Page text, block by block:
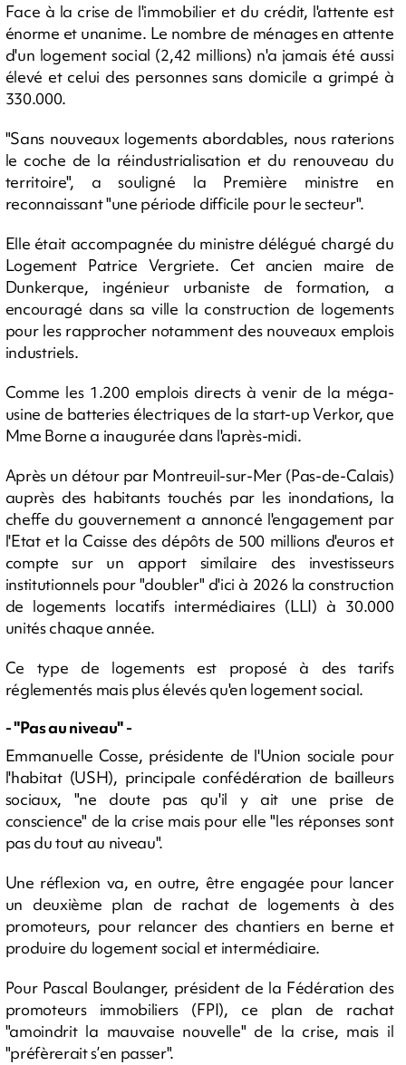
Face à la crise de l'immobilier et du crédit, l'attente est
énorme et unanime. Le nombre de ménages en attente
d'un logement social (2,42 millions) n'a jamais été aussi
élevé et celui des personnes sans domicile a grimpé à
330.000.
"Sans nouveaux logements abordables, nous raterions
le coche de la réindustrialisation et du renouveau du
territoire", a souligné la Première ministre en
reconnaissant "une période difficile pour le secteur".
Elle était accompagnée du ministre délégué chargé du
Logement Patrice Vergriete. Cet ancien maire de
Dunkerque, ingénieur urbaniste de formation, a
encouragé dans sa ville la construction de logements
pour les rapprocher notamment des nouveaux emplois
industriels.
Comme les 1.200 emplois directs à venir de la méga-
usine de batteries électriques de la start-up Verkor, que
Mme Borne a inaugurée dans l'après-midi.
Après un détour par Montreuil-sur-Mer (Pas-de-Calais)
auprès des habitants touchés par les inondations, la
cheffe du gouvernement a annoncé l'engagement par
l'Etat et la Caisse des dépôts de 500 millions d'euros et
compte sur un apport similaire des investisseurs
institutionnels pour "doubler" d'ici à 2026 la construction
de logements locatifs intermédiaires (LLI) à 30.000
unités chaque année.
Ce type de logements est proposé à des tarifs
réglementés mais plus élevés qu'en logement social.
- "Pas au niveau" -
Emmanuelle Cosse, présidente de l'Union sociale pour
l'habitat (USH), principale confédération de bailleurs
sociaux, "ne doute pas qu'il y ait une prise de
conscience" de la crise mais pour elle "les réponses sont
pas du tout au niveau".
Une réflexion va, en outre, être engagée pour lancer
un deuxième plan de rachat de logements à des
promoteurs, pour relancer des chantiers en berne et
produire du logement social et intermédiaire.
Pour Pascal Boulanger, président de la Fédération des
promoteurs immobiliers (FPI), ce plan de rachat
"amoindrit la mauvaise nouvelle" de la crise, mais il
"préfèrerait s’en passer".